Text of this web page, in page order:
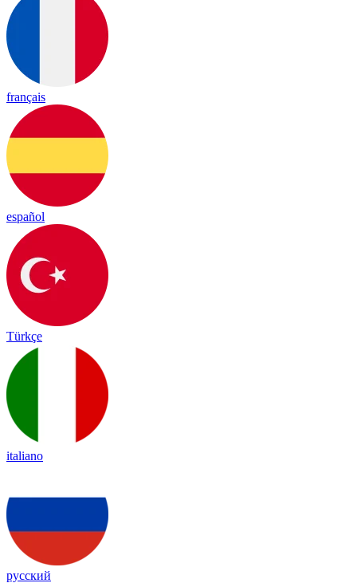
français
español
Türkçe
italiano
русский